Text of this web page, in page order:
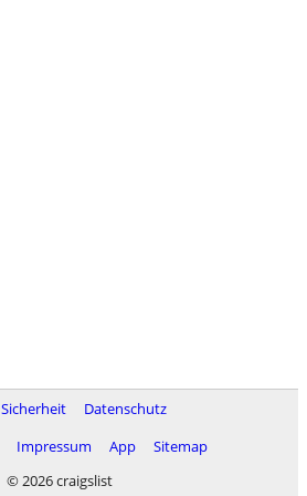
Sicherheit
Datenschutz
Impressum App
Sitemap
© 2026 craigslist